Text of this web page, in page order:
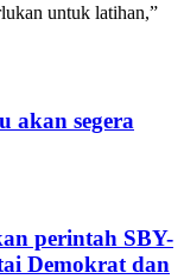
untuk latihan,”
akan segera
perintah SBY-
Demokrat dan